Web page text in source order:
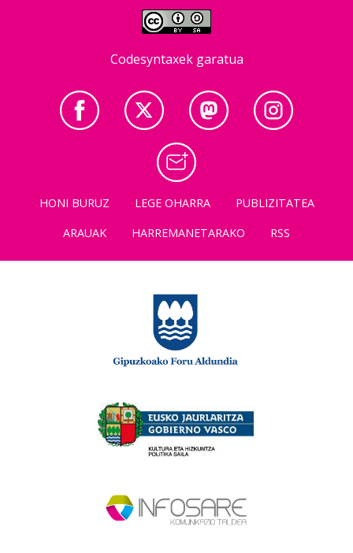
Codesyntaxek garatua
HONI BURUZ LEGE OHARRA
PUBLIZITATEA
ARAUAK
HARREMANETARAKO RSS